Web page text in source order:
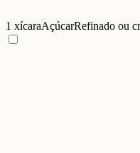
1 xícaraAçúcarRefinado ou